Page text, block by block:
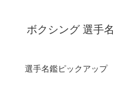
ボクシング 選手
選手名鑑ピックアップ